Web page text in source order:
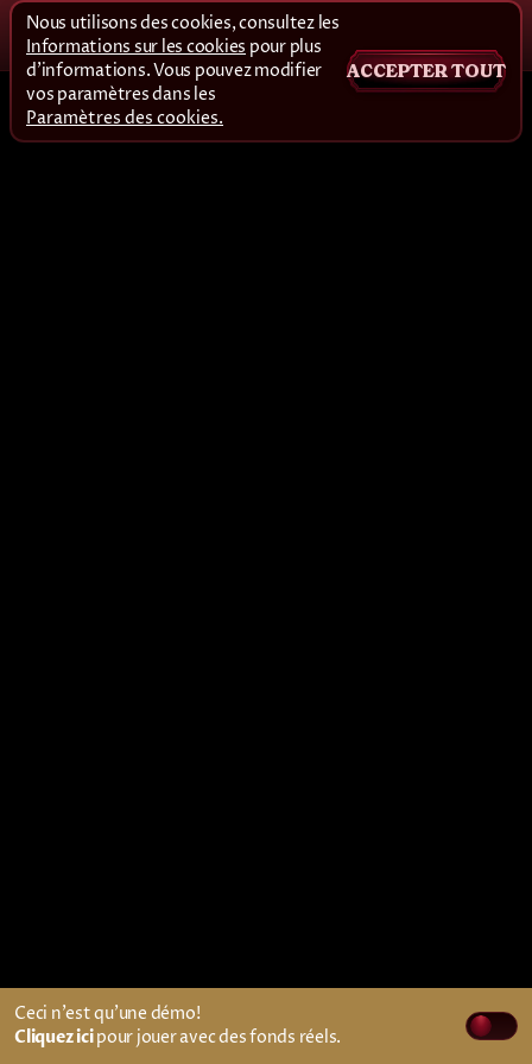
Ceci n'est qu'une démo!
Cliquez icipour jouer avec des fonds réels.
Nous utilisons des cookies, consultez les
Informations sur les cookies pour plus
d'informations. Vous pouvez modifier
vos paramètres dans les
Paramètres des cookies.
ACCEPTER TOUT